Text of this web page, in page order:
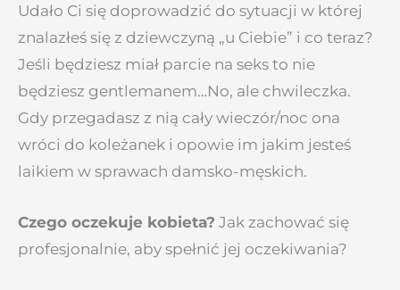
Udało Ci się doprowadzić do sytuacji w której
znalazłeś się z dziewczyną „u Ciebie” i co teraz?
Jeśli będziesz miał parcie na seks to nie
będziesz gentlemanem…No, ale chwileczka.
Gdy przegadasz z nią cały wieczór/noc ona
wróci do koleżanek i opowie im jakim jesteś
laikiem w sprawach damsko-męskich.
Czego oczekuje kobieta? Jak zachować się
profesjonalnie, aby spełnić jej oczekiwania?